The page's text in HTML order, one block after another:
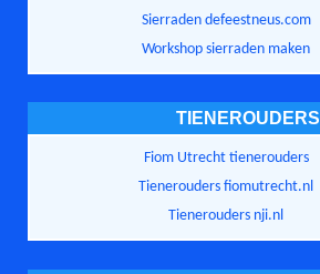
Sierraden defeestneus.com
Workshop sierraden maken
TIENEROUDERS
Fiom Utrecht tienerouders
Tienerouders fiomutrecht.nl
Tienerouders nji.nl